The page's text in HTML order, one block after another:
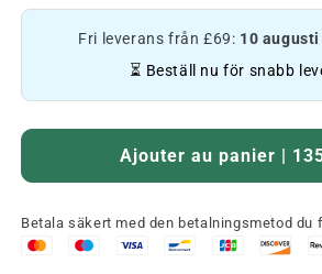
Fri leverans från £69: 10
⏳ Beställ nu för snabb
Ajouter au panier |
Betala säkert med den betalningsmetod du